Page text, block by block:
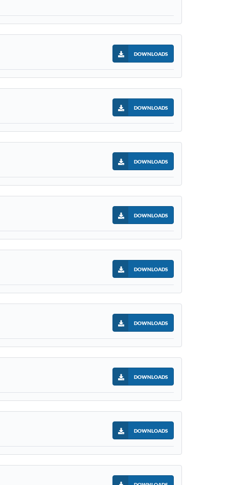
DOWNLOADS
DOWNLOADS
DOWNLOADS
DOWNLOADS
DOWNLOADS
DOWNLOADS
DOWNLOADS
DOWNLOADS